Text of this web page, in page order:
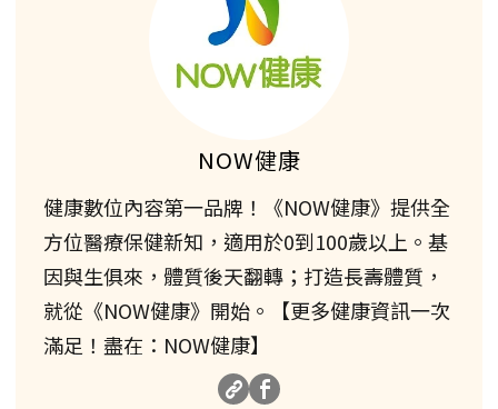
NOW健康
健康數位內容第一品牌！《NOW健康》提供全
方位醫療保健新知，適用於0到100歲以上。基
因與生俱來，體質後天翻轉；打造長壽體質，
就從《NOW健康》開始。【更多健康資訊一次
滿足！盡在：NOW健康】